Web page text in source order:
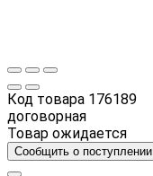
Код товара 176189
договорная
Товар ожидается
Сообщить о поступлении